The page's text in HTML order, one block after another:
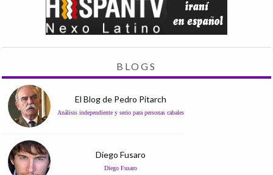
BLOGS
El Blog de Pedro Pitarch
Análisis independiente y serio para personas cabales
Diego Fusaro
Diego Fusaro